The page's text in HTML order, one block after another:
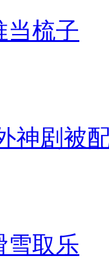
当梳子
神剧被
雪取乐